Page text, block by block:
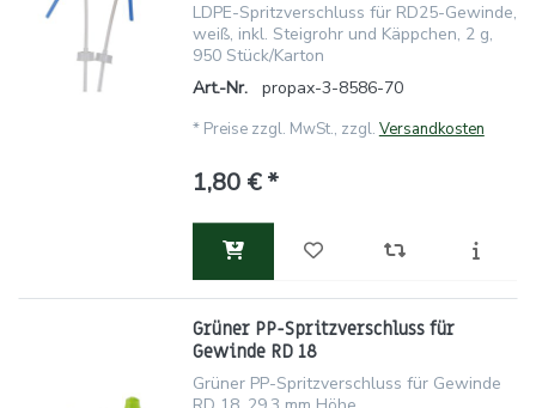
LDPE-Spritzverschluss für RD25-Gewinde,
weiß, inkl. Steigrohr und Käppchen, 2 g,
950 Stück/Karton
Art.-Nr.
propax-3-8586-70
* Preise zzgl. MwSt., zzgl. Versandkosten
1,80 € *
Grüner PP-Spritzverschluss für
Gewinde RD 18
Grüner PP-Spritzverschluss für Gewinde